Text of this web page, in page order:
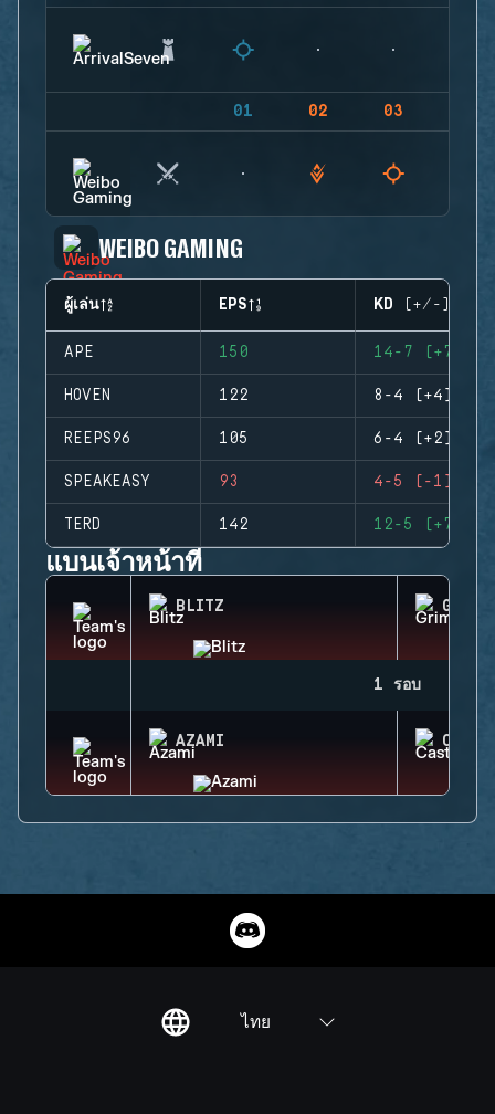
01 02 03
WEIBO GAMING
ผู้เล่น EPS KD (+/-)
APE 150 14-7 (+7)
HOVEN 122 8-4 (+4)
REEPS96 105 6-4 (+2)
SPEAKEASY 93 4-5 (-1)
TERD 142 12-5 (+7)
แบนเจ้าหน้าที่
BLITZ GRIM
1 รอบ
AZAMI
ไทย